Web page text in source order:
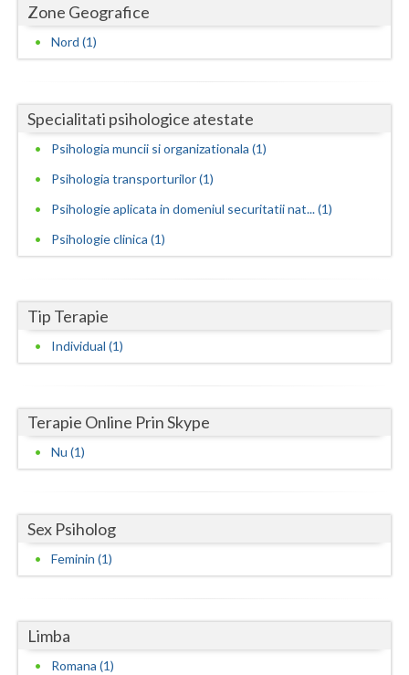
Giurgiu
Gorj
Hunedoara
Ialomita
Iasi
Ilfov
Mehedinti
Mures
Olt
Prahova
Satu-Mare
Sibiu
Teleorman
Zone Geografice
Nord (1)
Specialitati psihologice atestate
Psihologia muncii si organizationala (1)
Psihologia transporturilor (1)
Psihologie aplicata in domeniul securitatii nat... (1)
Psihologie clinica (1)
Tip Terapie
Individual (1)
Terapie Online Prin Skype
Nu (1)
Sex Psiholog
Feminin (1)
Limba
Romana (1)